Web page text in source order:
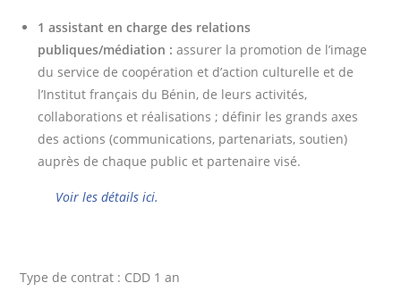
1 assistant en charge des relations
publiques/médiation : assurer la promotion de l’image
du service de coopération et d’action culturelle et de
l’Institut français du Bénin, de leurs activités,
collaborations et réalisations ; définir les grands axes
des actions (communications, partenariats, soutien)
auprès de chaque public et partenaire visé.
Voir les détails ici.
Type de contrat : CDD 1 an